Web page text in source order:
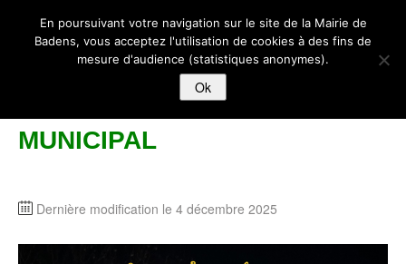
BADENS
ECOLE-ENFANCE-JEUNESSE
HiISTOIRE ET PATRIMOINE
STE-EULALIE 2025 AU FOYER
MUNICIPAL
Dernière modification le 4 décembre 2025
En poursuivant votre navigation sur le site de la Mairie de
Badens, vous acceptez l'utilisation de cookies à des fins de
mesure d'audience (statistiques anonymes).
Ok